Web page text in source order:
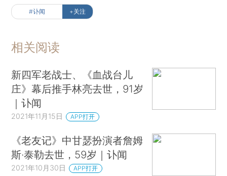
#讣闻 +关注
相关阅读
新四军老战士、《血战台儿
庄》幕后推手林亮去世，91岁
｜讣闻
2021年11月15日 APP打开
《老友记》中甘瑟扮演者詹姆
斯·泰勒去世，59岁｜讣闻
2021年10月30日 APP打开